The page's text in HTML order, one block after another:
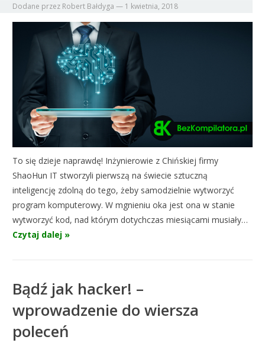
Dodane przez Robert Bałdyga — 1 kwietnia, 2018
To się dzieje naprawdę! Inżynierowie z Chińskiej firmy
ShaoHun IT stworzyli pierwszą na świecie sztuczną
inteligencję zdolną do tego, żeby samodzielnie wytworzyć
program komputerowy. W mgnieniu oka jest ona w stanie
wytworzyć kod, nad którym dotychczas miesiącami musiały…
Czytaj dalej »
Bądź jak hacker! –
wprowadzenie do wiersza
poleceń